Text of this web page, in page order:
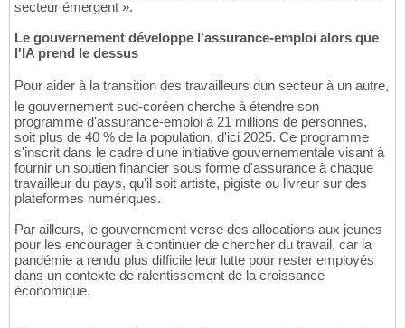
secteur émergent ».
Le gouvernement développe l'assurance-emploi alors que
l'IA prend le dessus
Pour aider à la transition des travailleurs dun secteur à un autre,
le gouvernement sud-coréen cherche à étendre son
programme d'assurance-emploi à 21 millions de personnes,
soit plus de 40 % de la population, d'ici 2025. Ce programme
s'inscrit dans le cadre d'une initiative gouvernementale visant à
fournir un soutien financier sous forme d'assurance à chaque
travailleur du pays, qu'il soit artiste, pigiste ou livreur sur des
plateformes numériques.
Par ailleurs, le gouvernement verse des allocations aux jeunes
pour les encourager à continuer de chercher du travail, car la
pandémie a rendu plus difficile leur lutte pour rester employés
dans un contexte de ralentissement de la croissance
économique.